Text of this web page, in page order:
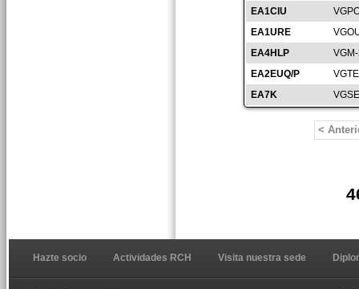
EA1CIU
EA1URE
EA4HLP
EA2EUQ/P
EA7K
<
Hazte socio Actividades RCH Visita nuestra sede